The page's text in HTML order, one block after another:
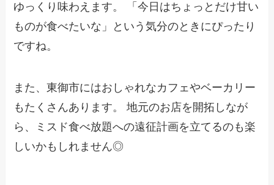
ゆっくり味わえます。 「今日はちょっとだけ甘い
ものが食べたいな」という気分のときにぴったり
ですね。
また、東御市にはおしゃれなカフェやベーカリー
もたくさんあります。 地元のお店を開拓しなが
ら、ミスド食べ放題への遠征計画を立てるのも楽
しいかもしれません◎